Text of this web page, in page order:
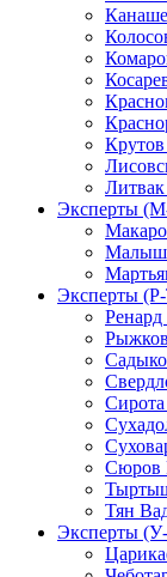
Эксперты
Эксперты
Сюров
Тян
Эксперты